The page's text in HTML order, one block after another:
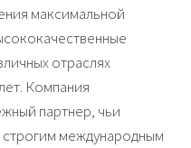
максимальной
отраслях
Компания
партнер, чьи
международным